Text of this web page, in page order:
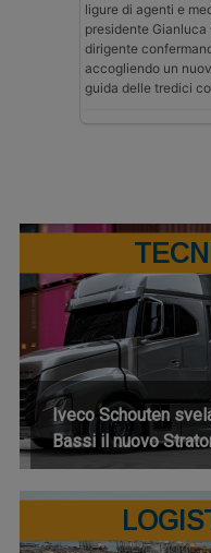
ligure di agenti e
presidente
dirigente
accogliendo un
guida delle tredici
Iveco Schouten
Bassi il nuovo